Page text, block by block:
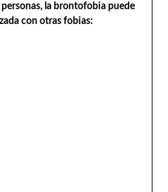
la brontofobia puede
con otras fobias: